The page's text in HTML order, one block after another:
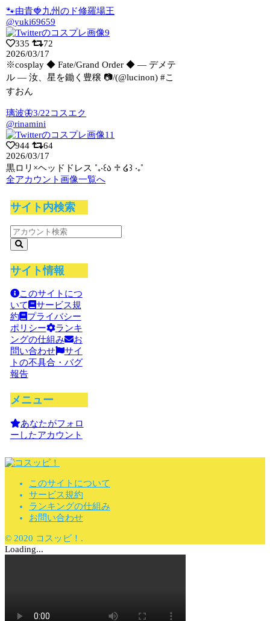
🐾由貴🍓九州のド修羅場王
@yuki69659
335
72
2026/03/17
※cosplay ◆ Fate/Grand Order ◆ ― デメテ
ル ―汝、星を鋤く豊穣 📷/(@lucinon) #こ
すおん
璃波🦋3/22コスエク
@rinamini
944
64
2026/03/17
黒ロリ×ヘッドドレス ˚₊‧꒰ა ♱ ໒꒱ ‧₊˚
全アカウント画像一覧へ
サイト内検索
サイト情報
このサイトにつ
いて
サービス規
約
プライバシー
ポリシー
ランキ
ングの仕組み
お
問い合わせ
サイ
トの不具合・バグ
報告
メニュー
あなたがフォロ
ーしたアカウント
このサイトについて
サービス規約
ランキングの仕組み
お問い合わせ
© 2020 コスッピ！.
Loading...